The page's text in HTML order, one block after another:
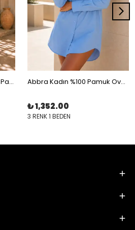
Abbra Kadın Pileli Palazzo Pantolon Abbra Kadın %100 Pamuk Oversize Uzun Poplin Gömlek
₺ 1,352.00
3 RENK 1 BEDEN